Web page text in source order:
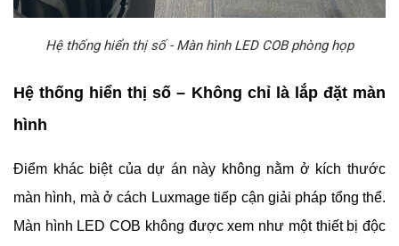
Hệ thống hiển thị số - Màn hình LED COB phòng họp
Hệ thống hiển thị số – Không chỉ là lắp đặt màn
hình
Điểm khác biệt của dự án này không nằm ở kích thước
màn hình, mà ở cách Luxmage tiếp cận giải pháp tổng thể.
Màn hình LED COB không được xem như một thiết bị độc